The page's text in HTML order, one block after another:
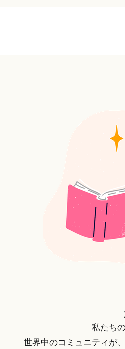
私たち
世界中のコミュニティが